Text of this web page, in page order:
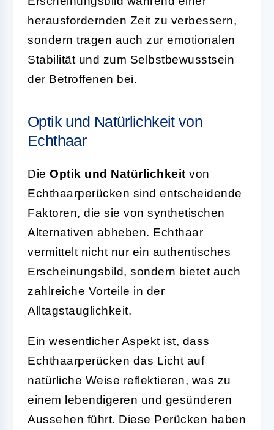
herausfordernden Zeit zu verbessern,
sondern tragen auch zur emotionalen
Stabilität und zum Selbstbewusstsein
der Betroffenen bei.
Optik und Natürlichkeit von
Echthaar
Die Optik und Natürlichkeit von
Echthaarperücken sind entscheidende
Faktoren, die sie von synthetischen
Alternativen abheben. Echthaar
vermittelt nicht nur ein authentisches
Erscheinungsbild, sondern bietet auch
zahlreiche Vorteile in der
Alltagstauglichkeit.
Ein wesentlicher Aspekt ist, dass
Echthaarperücken das Licht auf
natürliche Weise reflektieren, was zu
einem lebendigeren und gesünderen
Aussehen führt. Diese Perücken haben